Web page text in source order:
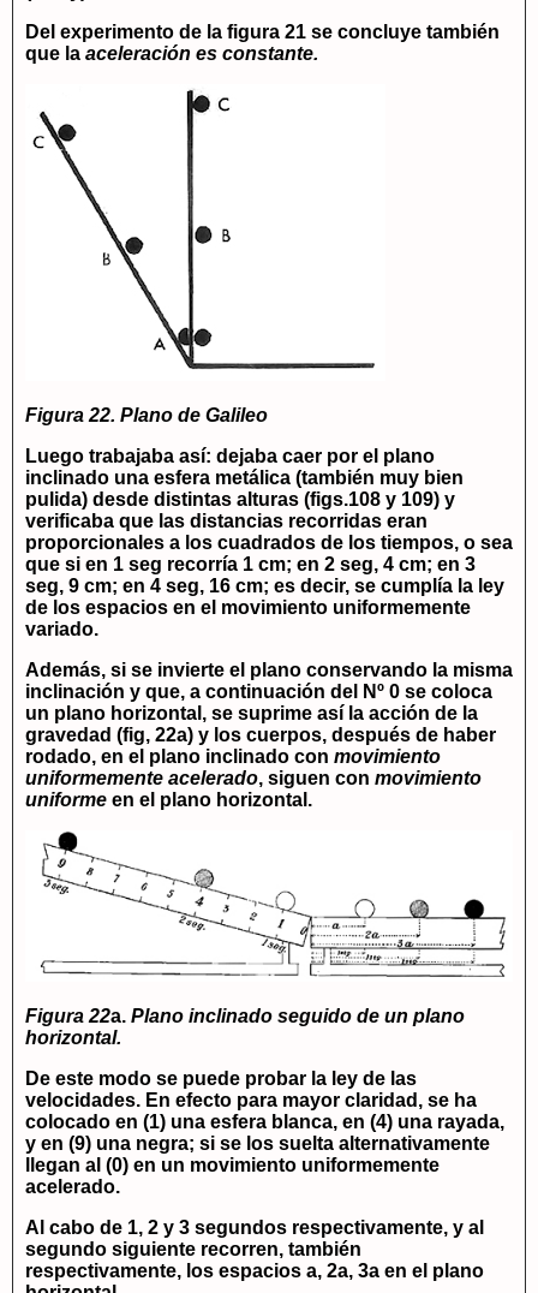
Del experimento de la figura 21 se concluye también
que la aceleración es constante.
Figura 22. Plano de Galileo
Luego trabajaba así: dejaba caer por el plano
inclinado una esfera metálica (también muy bien
pulida) desde distintas alturas (figs.108 y 109) y
verificaba que las distancias recorridas eran
proporcionales a los cuadrados de los tiempos, o sea
que si en 1 seg recorría 1 cm; en 2 seg, 4 cm; en 3
seg, 9 cm; en 4 seg, 16 cm; es decir, se cumplía la ley
de los espacios en el movimiento uniformemente
variado.
Además, si se invierte el plano conservando la misma
inclinación y que, a continuación del Nº 0 se coloca
un plano horizontal, se suprime así la acción de la
gravedad (fig, 22a) y los cuerpos, después de haber
rodado, en el plano inclinado con movimiento
uniformemente acelerado, siguen con movimiento
uniforme en el plano horizontal.
Figura 22a. Plano inclinado seguido de un plano
horizontal.
De este modo se puede probar la ley de las
velocidades. En efecto para mayor claridad, se ha
colocado en (1) una esfera blanca, en (4) una rayada,
y en (9) una negra; si se los suelta alternativamente
llegan al (0) en un movimiento uniformemente
acelerado.
Al cabo de 1, 2 y 3 segundos respectivamente, y al
segundo siguiente recorren, también
respectivamente, los espacios a, 2a, 3a en el plano